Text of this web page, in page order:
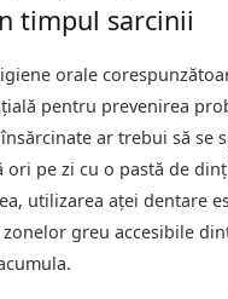
timpul sarcinii
orale
pentru prevenirea
ar trebui să se
ori pe zi cu o pastă de
utilizarea aței dentare
greu accesibile